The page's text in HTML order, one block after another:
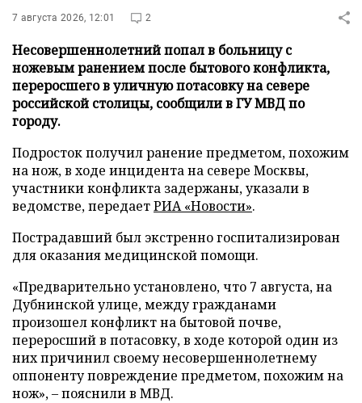
7 августа 2026, 12:01 2
Несовершеннолетний попал в больницу с
ножевым ранением после бытового конфликта,
переросшего в уличную потасовку на севере
российской столицы, сообщили в ГУ МВД по
городу.
Подросток получил ранение предметом, похожим
на нож, в ходе инцидента на севере Москвы,
участники конфликта задержаны, указали в
ведомстве, передаетРИА «Новости».
Пострадавший был экстренно госпитализирован
для оказания медицинской помощи.
«Предварительно установлено, что 7 августа, на
Дубнинской улице, между гражданами
произошел конфликт на бытовой почве,
переросший в потасовку, в ходе которой один из
них причинил своему несовершеннолетнему
оппоненту повреждение предметом, похожим на
нож», – пояснили в МВД.